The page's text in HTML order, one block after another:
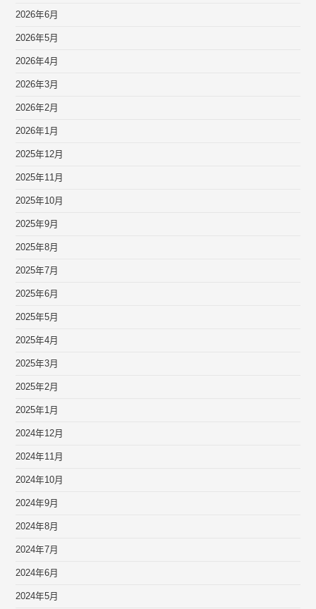
2026年6月
2026年5月
2026年4月
2026年3月
2026年2月
2026年1月
2025年12月
2025年11月
2025年10月
2025年9月
2025年8月
2025年7月
2025年6月
2025年5月
2025年4月
2025年3月
2025年2月
2025年1月
2024年12月
2024年11月
2024年10月
2024年9月
2024年8月
2024年7月
2024年6月
2024年5月